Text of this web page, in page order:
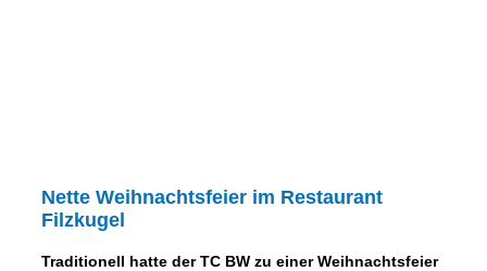
Nette Weihnachtsfeier im Restaurant
Filzkugel
Traditionell hatte der TC BW zu einer Weihnachtsfeier